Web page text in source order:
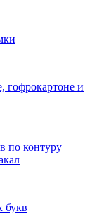
гофрокартоне и
по контуру
букв